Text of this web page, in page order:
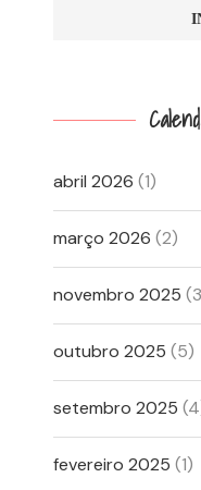
abril 2026 (1)
março 2026 (2)
novembro 2025
outubro 2025 (5)
setembro 2025
fevereiro 2025 (1)